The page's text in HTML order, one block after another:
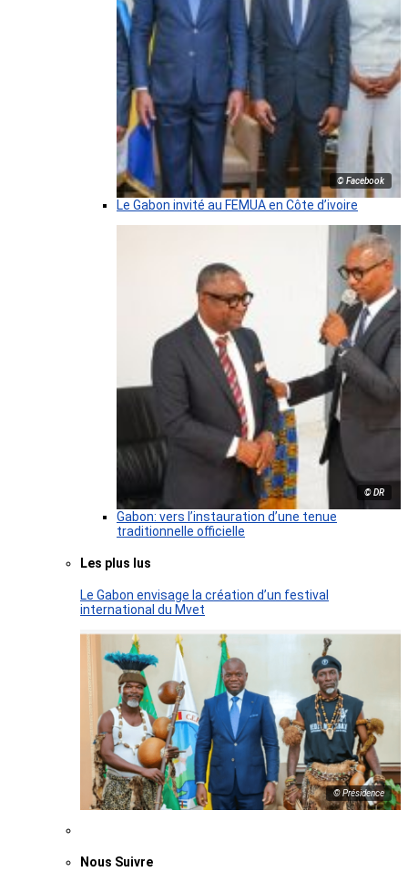
© Facebook
Le Gabon invité au FEMUA en Côte d’ivoire
© DR
Gabon: vers l’instauration d’une tenue
traditionnelle officielle
Les plus lus
Le Gabon envisage la création d’un festival
international du Mvet
© Présidence
Nous Suivre